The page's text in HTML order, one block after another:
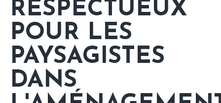
RESPECTUEUX
POUR LES
PAYSAGISTES
DANS